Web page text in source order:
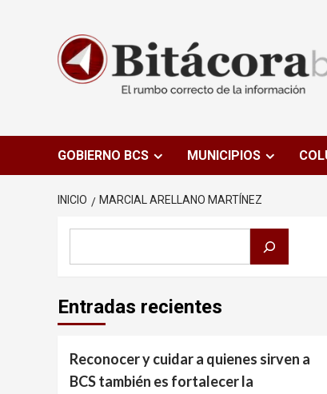
GOBIERNO BCS MUNICIPIOS
INICIO MARCIAL ARELLANO MARTÍNEZ
Entradas recientes
Reconocer y cuidar a quienes sirven a
BCS también es fortalecer la